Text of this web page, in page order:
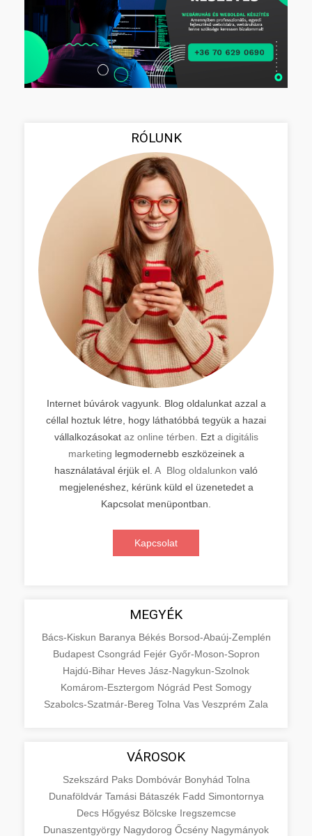
RÓLUNK
Internet búvárok vagyunk. Blog oldalunkat azzal a
céllal hoztuk létre, hogy láthatóbbá tegyük a hazai
vállalkozásokat az online térben. Ezt a digitális
marketing legmodernebb eszközeinek a
használatával érjük el. A Blog oldalunkon való
megjelenéshez, kérünk küld el üzenetedet a
Kapcsolat menüpontban.
Kapcsolat
MEGYÉK
Bács-Kiskun Baranya Békés Borsod-Abaúj-Zemplén
Budapest Csongrád Fejér Győr-Moson-Sopron
Hajdú-Bihar Heves Jász-Nagykun-Szolnok
Komárom-Esztergom Nógrád Pest Somogy
Szabolcs-Szatmár-Bereg Tolna Vas Veszprém Zala
VÁROSOK
Szekszárd Paks Dombóvár Bonyhád Tolna
Dunaföldvár Tamási Bátaszék Fadd Simontornya
Decs Hőgyész Bölcske Iregszemcse
Dunaszentgyörgy Nagydorog Őcsény Nagymányok